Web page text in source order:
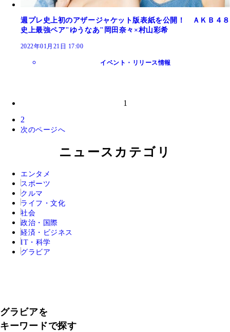
週プレ史上初のアザージャケット版表紙を公開！ ＡＫＢ４８
史上最強ペア"ゆうなあ"岡田奈々×村山彩希
2022年01月21日 17:00
イベント・リリース情報
1
2
次のページへ
ニュースカテゴリ
エンタメ
スポーツ
クルマ
ライフ・文化
社会
政治・国際
経済・ビジネス
IT・科学
グラビア
グラビアを
キーワードで探す